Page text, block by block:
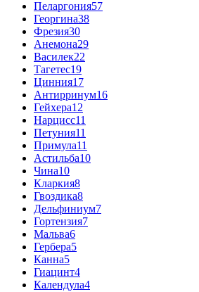
Пеларгония57
Георгина38
Фрезия30
Анемона29
Василек22
Тагетес19
Цинния17
Антирринум16
Гейхера12
Нарцисс11
Петуния11
Примула11
Астильба10
Чина10
Кларкия8
Гвоздика8
Дельфиниум7
Гортензия7
Мальва6
Гербера5
Канна5
Гиацинт4
Календула4